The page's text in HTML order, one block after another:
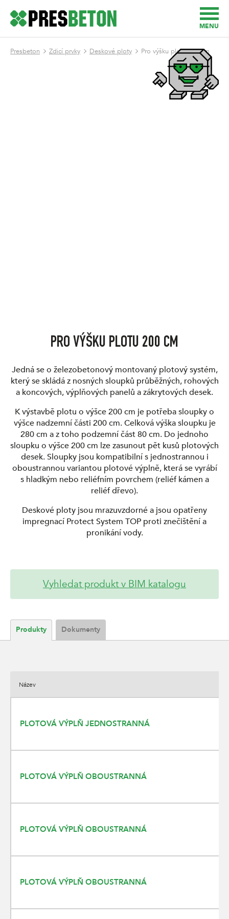
MENU
Presbeton Zdicí prvky Deskové ploty Pro výšku plotu 200 cm
PRO VÝŠKU PLOTU 200 CM
Jedná se o železobetonový montovaný plotový systém,
který se skládá z nosných sloupků průběžných, rohových
a koncových, výplňových panelů a zákrytových desek.
K výstavbě plotu o výšce 200 cm je potřeba sloupky o
výšce nadzemní části 200 cm. Celková výška sloupku je
280 cm a z toho podzemní část 80 cm. Do jednoho
sloupku o výšce 200 cm lze zasunout pět kusů plotových
desek. Sloupky jsou kompatibilní s jednostrannou i
oboustrannou variantou plotové výplně, která se vyrábí
s hladkým nebo reliéfním povrchem (reliéf kámen a
reliéf dřevo).
Deskové ploty jsou mrazuvzdorné a jsou opatřeny
impregnací Protect System TOP proti znečištění a
pronikání vody.
Vyhledat produkt v BIM katalogu
Produkty Dokumenty
Název
PLOTOVÁ VÝPLŇ JEDNOSTRANNÁ
PLOTOVÁ VÝPLŇ OBOUSTRANNÁ
PLOTOVÁ VÝPLŇ OBOUSTRANNÁ
PLOTOVÁ VÝPLŇ OBOUSTRANNÁ